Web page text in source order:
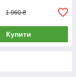
1 960 ₴
Купити